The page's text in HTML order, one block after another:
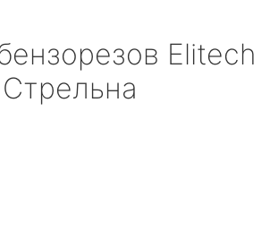
Elitech
Стрельна